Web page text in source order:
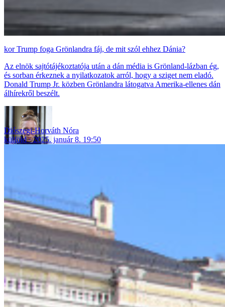
Trump foga Grönlandra fáj, de mit szól ehhez Dánia?
Az elnök sajtótájékoztatója után a dán média is Grönland-lázban ég,
és sorban érkeznek a nyilatkozatok arról, hogy a sziget nem eladó.
Donald Trump Jr. közben Grönlandra látogatva Amerika-ellenes dán
álhírekről beszélt.
Diószegi-Horváth Nóra
külföld
2025. január 8. 19:50